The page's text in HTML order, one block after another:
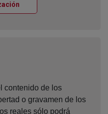
contenido de los
o gravamen de los
reales sólo podrá